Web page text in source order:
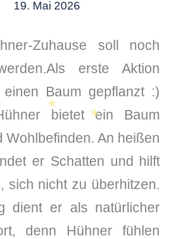
19. Mai 2026
Zuhause soll noch
erste Aktion
Baum gepflanzt :)
bietet ein Baum
Wohlbefinden. An heißen
er Schatten und hilft
sich nicht zu überhitzen.
dient er als natürlicher
denn Hühner fühlen
✭
✭